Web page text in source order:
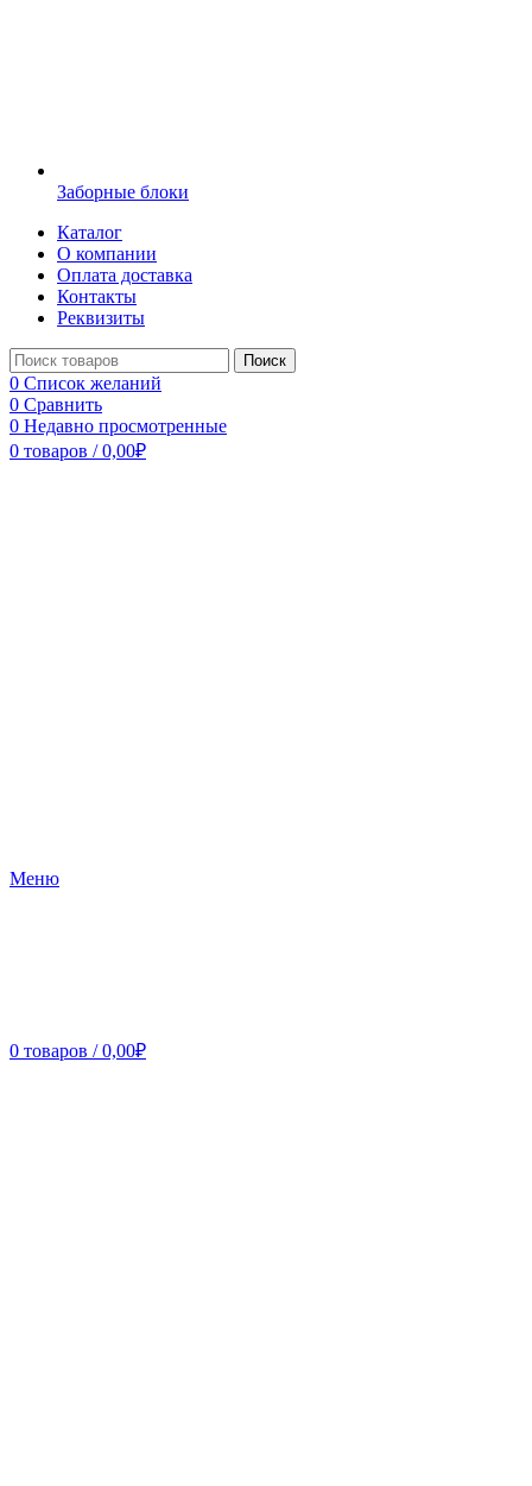
Заборные блоки
Каталог
О компании
Оплата доставка
Контакты
Реквизиты
Поиск
0 Список желаний
0 Сравнить
0 Недавно просмотренные
0 товаров / 0,00₽
Меню
0 товаров / 0,00₽